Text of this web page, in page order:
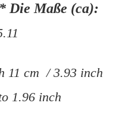
Die Maße (ca):
11 cm / 3.93 inch
1.96 inch